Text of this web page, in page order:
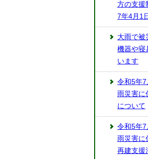
方の支援
7年4月1
大雨で被
機器や寝
います
令和5年
雨災害に
について
令和5年
雨災害に
再建支援